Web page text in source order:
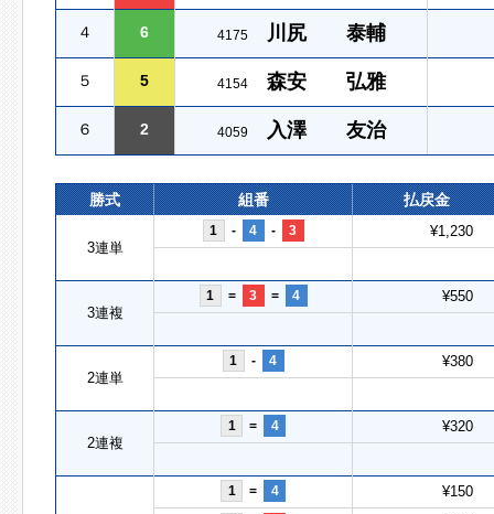
４ 6 4175 川尻 泰輔
５ 5 4154 森安 弘雅
６ 2 4059 入澤 友治
勝式 組番 払戻金
3連単
1 - 4 - 3 ¥1,230
3連複
1 = 3 = 4 ¥550
2連単
1 - 4 ¥380
2連複
1 = 4 ¥320
1 = 4 ¥150